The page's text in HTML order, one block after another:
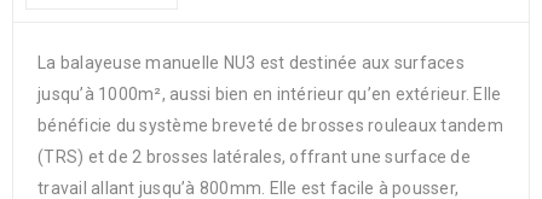
La balayeuse manuelle NU3 est destinée aux surfaces
jusqu’à 1000m², aussi bien en intérieur qu’en extérieur. Elle
bénéficie du système breveté de brosses rouleaux tandem
(TRS) et de 2 brosses latérales, offrant une surface de
travail allant jusqu’à 800mm. Elle est facile à pousser,